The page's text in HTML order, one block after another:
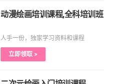
动漫绘画培训课程,全科培训班
人手一份，独家学习资料和课程
立即领取 >